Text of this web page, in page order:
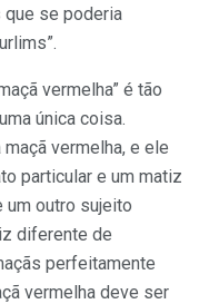
que se poderia
vermelha” é tão
única coisa.
vermelha, e ele
particular e um matiz
um outro sujeito
diferente de
perfeitamente
vermelha deve ser